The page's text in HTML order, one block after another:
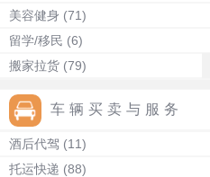
美容健身 (71)
留学/移民 (6)
搬家拉货 (79)
车辆买卖与服务
酒后代驾 (11)
托运快递 (88)